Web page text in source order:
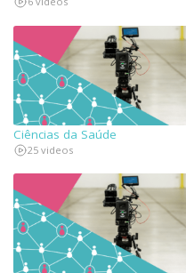
Ciências da Saúde
25 videos